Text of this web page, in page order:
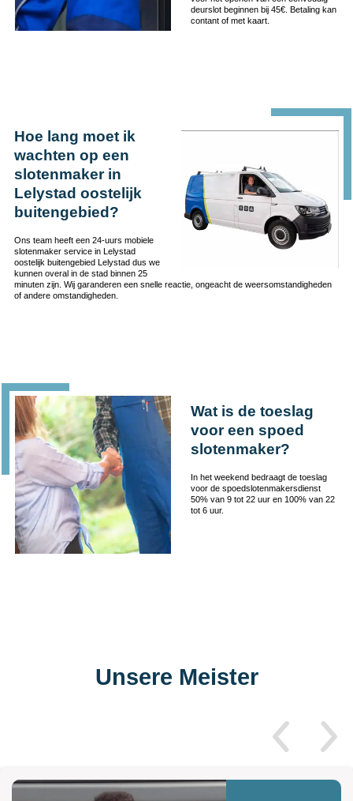
deurslot beginnen bij 45€. Betaling kan
contant of met kaart.
Hoe lang moet ik
wachten op een
slotenmaker in
Lelystad oostelijk
buitengebied?
Ons team heeft een 24-uurs mobiele
slotenmaker service in Lelystad
oostelijk buitengebied Lelystad dus we
kunnen overal in de stad binnen 25
minuten zijn. Wij garanderen een snelle reactie, ongeacht de weersomstandigheden
of andere omstandigheden.
Wat is de toeslag
voor een spoed
slotenmaker?
In het weekend bedraagt de toeslag
voor de spoedslotenmakersdienst
50% van 9 tot 22 uur en 100% van 22
tot 6 uur.
Unsere Meister